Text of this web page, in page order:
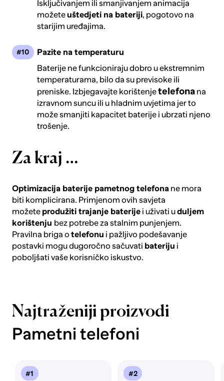
Isključivanjem ili smanjivanjem animacija
možeteuštedjeti na bateriji, pogotovo na
starijim uređajima.
Pazite na temperaturu
Baterije ne funkcioniraju dobro u ekstremnim
temperaturama, bilo da su previsoke ili
preniske. Izbjegavajte korištenjetelefona na
izravnom suncu ili u hladnim uvjetima jer to
može smanjiti kapacitet baterije i ubrzati njeno
trošenje.
Za kraj …
Optimizacija baterije pametnog telefonane mora
biti komplicirana. Primjenom ovih savjeta
možete produžiti trajanje baterijei uživati uduljem
korištenju bez potrebe za stalnim punjenjem.
Pravilna briga o telefonu i pažljivo podešavanje
postavki mogu dugoročno sačuvati bateriju i
poboljšati vaše korisničko iskustvo.
Najtraženiji proizvodi
Pametni telefoni
#1 #2